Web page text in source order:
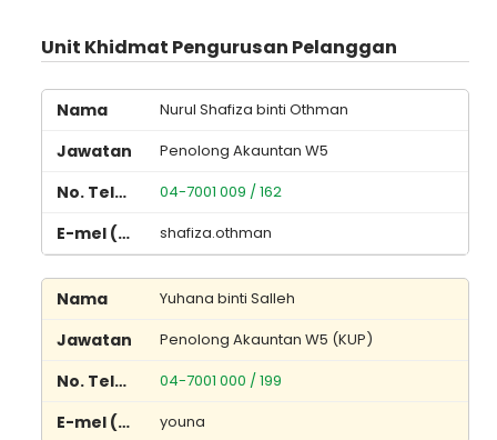
Unit Khidmat Pengurusan Pelanggan
Nurul Shafiza binti Othman
Penolong Akauntan W5
04-7001 009 / 162
shafiza.othman
Yuhana binti Salleh
Penolong Akauntan W5 (KUP)
04-7001 000 / 199
youna